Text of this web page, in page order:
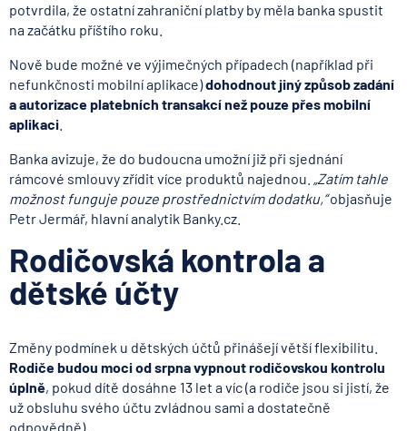
potvrdila, že ostatní zahraniční platby by měla banka spustit
na začátku příštího roku.
Nově bude možné ve výjimečných případech (například při
nefunkčnosti mobilní aplikace)dohodnout jiný způsob zadání
a autorizace platebních transakcí než pouze přes mobilní
aplikaci
Banka avizuje, že do budoucna umožní již při sjednání
rámcové smlouvy zřídit více produktů najednou. „Zatím tahle
možnost funguje pouze prostřednictvím dodatku,“objasňuje
Petr Jermář, hlavní analytik Banky.cz.
Rodičovská kontrola a
dětské účty
Změny podmínek u dětských účtů přinášejí větší flexibilitu.
Rodiče budou moci od srpna vypnout rodičovskou kontrolu
úplně, pokud dítě dosáhne 13 let a víc (a rodiče jsou si jistí, že
už obsluhu svého účtu zvládnou sami a dostatečně
odpovědně).